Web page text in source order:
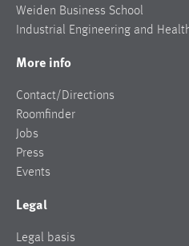
Weiden Business School
Industrial Engineering and
More info
Contact/Directions
Roomfinder
Jobs
Press
Events
Legal
Legal basis